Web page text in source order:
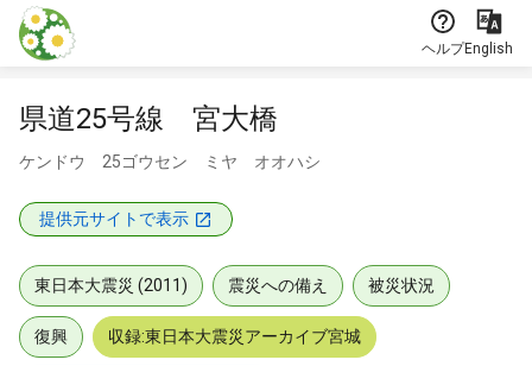
本文に飛ぶ
ヘルプEnglish
県道25号線 宮大橋
ケンドウ 25ゴウセン ミヤ オオハシ
提供元サイトで表示
東日本大震災 (2011) 震災への備え 被災状況
復興 収録:東日本大震災アーカイブ宮城